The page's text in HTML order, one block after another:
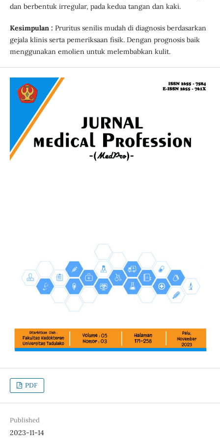
dan berbentuk irregular, pada kedua tangan dan kaki.
Kesimpulan : Pruritus senilis mudah di diagnosis berdasarkan
gejala klinis serta pemeriksaan fisik. Dengan prognosis baik
menggunakan emolien untuk melembabkan kulit.
PDF
Published
2023-11-14